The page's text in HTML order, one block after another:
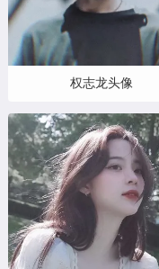
权志龙头像